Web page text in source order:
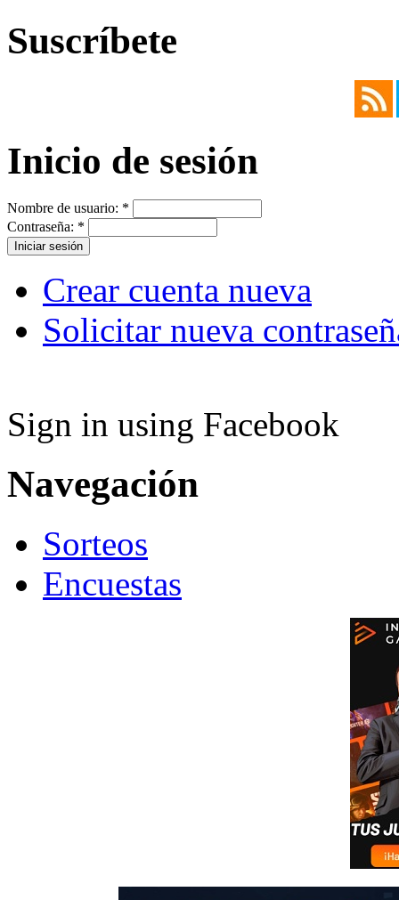
Suscríbete
Inicio de sesión
Nombre de usuario: *
Contraseña: *
Crear cuenta nueva
Solicitar nueva
Sign in using Facebook
Navegación
Sorteos
Encuestas